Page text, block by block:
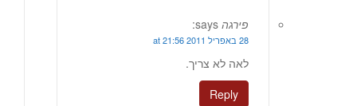
פירגה says:
28 באפריל 2011 at 21:56
לאה לא צריך.
Reply